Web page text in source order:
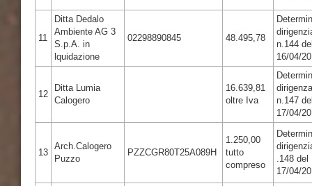
11
Ditta Dedalo
Ambiente AG 3
S.p.A. in
lquidazione
02298890845 48.495,78
n.144
16/04/
12
Ditta Lumia
Calogero
16.639,81
oltre Iva
n.147
17/04/
13
Arch.Calogero
Puzzo
PZZCGR80T25A089H
1.250,00
tutto
compreso
.148 del
17/04/